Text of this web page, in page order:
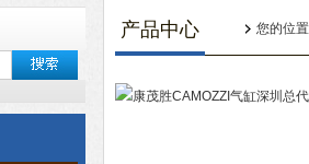
产品中心 您的位